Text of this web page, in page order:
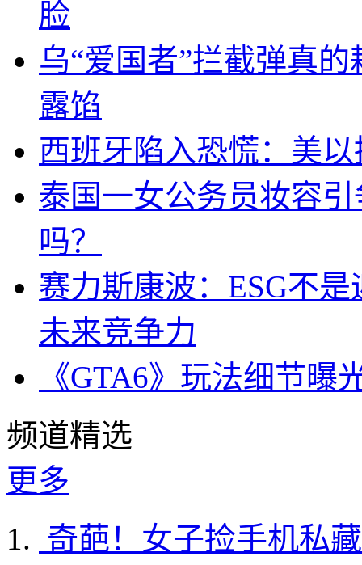
脸
乌“爱国者”拦截弹真
露馅
西班牙陷入恐慌：美
泰国一女公务员妆容
吗？
赛力斯康波：ESG不
未来竞争力
《GTA6》玩法细节
频道精选
更多
奇葩！女子捡手机私